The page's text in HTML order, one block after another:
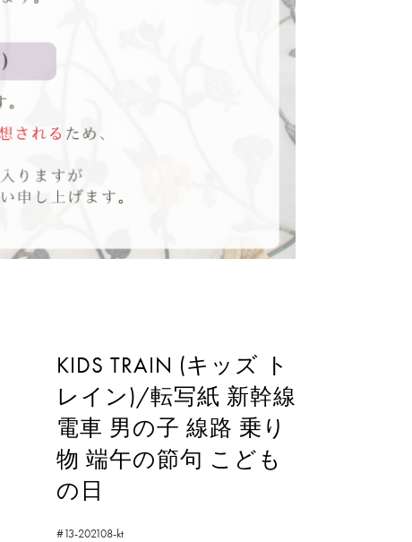
KIDS TRAIN (キッズ ト
レイン)/転写紙 新幹線
電車 男の子 線路 乗り
物 端午の節句 こども
の日
#13-202108-kt